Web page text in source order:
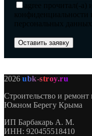
agree прочитал(-
конфиденциальности
персональных данных
2026 ubk-stroy.ru
Строительство и ремонт
Южном Берегу Крыма
ИП Барбакарь А. М.
ИНН: 920455518410